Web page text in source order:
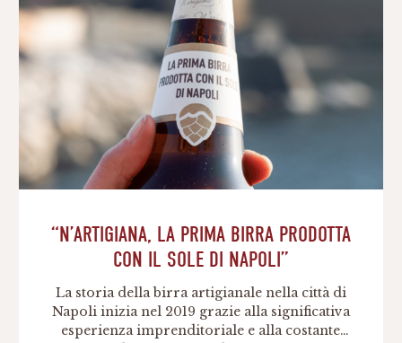
“N’ARTIGIANA, LA PRIMA BIRRA PRODOTTA
CON IL SOLE DI NAPOLI”
La storia della birra artigianale nella città di
Napoli inizia nel 2019 grazie alla significativa
esperienza imprenditoriale e alla costante